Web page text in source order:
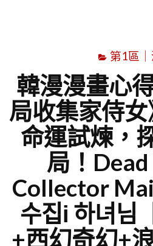
第1區
韓漫漫畫心
局收集家侍
命運試煉，
局！
Collector
수집і 하녀
+西幻奇幻+